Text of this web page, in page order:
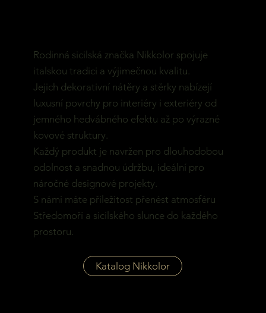
Rodinná sicilská značka Nikkolor spojuje
italskou tradici a výjimečnou kvalitu.
Jejich dekorativní nátěry a stěrky nabízejí
luxusní povrchy pro interiéry i exteriéry od
jemného hedvábného efektu až po výrazné
kovové struktury.
Každý produkt je navržen pro dlouhodobou
odolnost a snadnou údržbu, ideální pro
náročné designové projekty.
S námi máte příležitost přenést atmosféru
Středomoří a sicilského slunce do každého
prostoru.
Katalog Nikkolor